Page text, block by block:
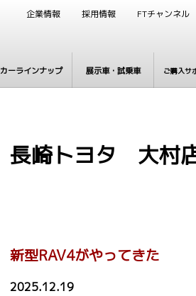
カーラインナップ 展示車・試乗車 ご購入サ
企業情報 採用情報 FTチャンネル
長崎トヨタ 大村
新型RAV4がやってきた
2025.12.19